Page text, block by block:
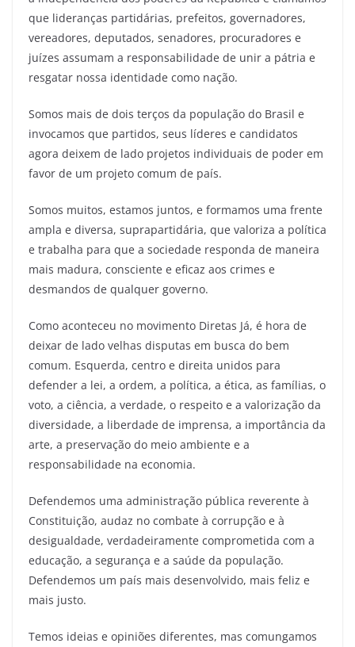
que lideranças partidárias, prefeitos, governadores,
vereadores, deputados, senadores, procuradores e
juízes assumam a responsabilidade de unir a pátria e
resgatar nossa identidade como nação.
Somos mais de dois terços da população do Brasil e
invocamos que partidos, seus líderes e candidatos
agora deixem de lado projetos individuais de poder em
favor de um projeto comum de país.
Somos muitos, estamos juntos, e formamos uma frente
ampla e diversa, suprapartidária, que valoriza a política
e trabalha para que a sociedade responda de maneira
mais madura, consciente e eficaz aos crimes e
desmandos de qualquer governo.
Como aconteceu no movimento Diretas Já, é hora de
deixar de lado velhas disputas em busca do bem
comum. Esquerda, centro e direita unidos para
defender a lei, a ordem, a política, a ética, as famílias, o
voto, a ciência, a verdade, o respeito e a valorização da
diversidade, a liberdade de imprensa, a importância da
arte, a preservação do meio ambiente e a
responsabilidade na economia.
Defendemos uma administração pública reverente à
Constituição, audaz no combate à corrupção e à
desigualdade, verdadeiramente comprometida com a
educação, a segurança e a saúde da população.
Defendemos um país mais desenvolvido, mais feliz e
mais justo.
Temos ideias e opiniões diferentes, mas comungamos